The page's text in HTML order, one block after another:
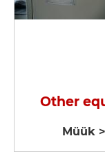
Other
Müük